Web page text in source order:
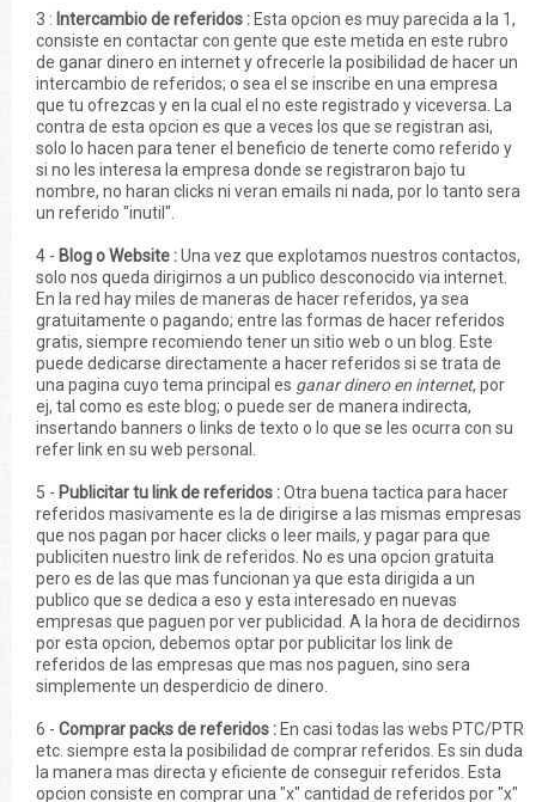
3 : Intercambio de referidos : Esta opcion es muy parecida a la 1,
consiste en contactar con gente que este metida en este rubro
de ganar dinero en internet y ofrecerle la posibilidad de hacer un
intercambio de referidos; o sea el se inscribe en una empresa
que tu ofrezcas y en la cual el no este registrado y viceversa. La
contra de esta opcion es que a veces los que se registran asi,
solo lo hacen para tener el beneficio de tenerte como referido y
si no les interesa la empresa donde se registraron bajo tu
nombre, no haran clicks ni veran emails ni nada, por lo tanto sera
un referido "inutil".
4 - Blog o Website :Una vez que explotamos nuestros contactos,
solo nos queda dirigirnos a un publico desconocido via internet.
En la red hay miles de maneras de hacer referidos, ya sea
gratuitamente o pagando; entre las formas de hacer referidos
gratis, siempre recomiendo tener un sitio web o un blog. Este
puede dedicarse directamente a hacer referidos si se trata de
una pagina cuyo tema principal es ganar dinero en internet, por
ej, tal como es este blog; o puede ser de manera indirecta,
insertando banners o links de texto o lo que se les ocurra con su
refer link en su web personal.
5 - Publicitar tu link de referidos :Otra buena tactica para hacer
referidos masivamente es la de dirigirse a las mismas empresas
que nos pagan por hacer clicks o leer mails, y pagar para que
publiciten nuestro link de referidos. No es una opcion gratuita
pero es de las que mas funcionan ya que esta dirigida a un
publico que se dedica a eso y esta interesado en nuevas
empresas que paguen por ver publicidad. A la hora de decidirnos
por esta opcion, debemos optar por publicitar los link de
referidos de las empresas que mas nos paguen, sino sera
simplemente un desperdicio de dinero.
6 - Comprar packs de referidos : En casi todas las webs PTC/PTR
etc. siempre esta la posibilidad de comprar referidos. Es sin duda
la manera mas directa y eficiente de conseguir referidos. Esta
opcion consiste en comprar una "x" cantidad de referidos por "x"